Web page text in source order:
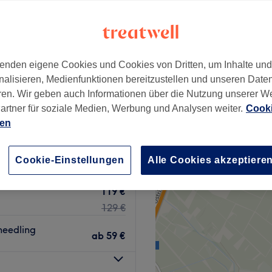
Frankfurt am Main
Frankfurt am Main
Hals &
299 €
349 €
119 €
129 €
ab 59 €
+
eigene Cookies und Cookies von Dritten, um Inhalte
Medienfunktionen bereitzustellen und unseren
Wir geben auch Informationen über die Nutzung unserer
für soziale Medien, Werbung und Analysen weiter.
Cookie-Einstellungen Alle Cookies akzeptieren